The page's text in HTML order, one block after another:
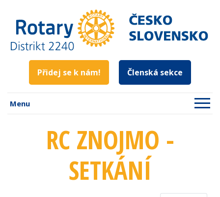
Přidej se k nám! Členská sekce
Menu
RC ZNOJMO -
SETKÁNÍ